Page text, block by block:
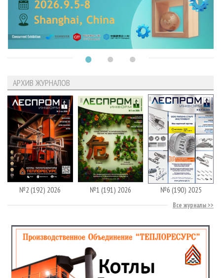
АРХИВ ЖУРНАЛОВ
№2 (192) 2026 №1 (191) 2026 №6 (190) 2025
Все журналы